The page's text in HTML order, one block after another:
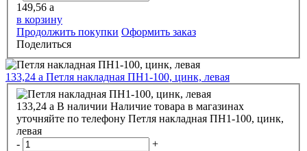
149,56 a
в корзину
Продолжить покупки Оформить заказ
Поделиться
133,24 a Петля накладная ПН1-100, цинк, левая
133,24 a В наличии Наличие товара в магазинах
уточняйте по телефону Петля накладная ПН1-100, цинк,
левая
-
+